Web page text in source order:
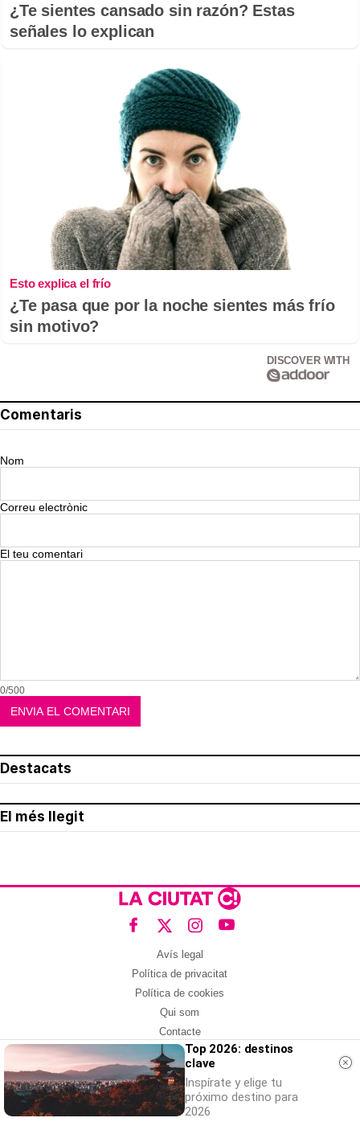
¿Te sientes cansado sin razón? Estas
señales lo explican
Esto explica el frío
¿Te pasa que por la noche sientes más frío
sin motivo?
DISCOVER WITH
Comentaris
Nom
Correu electrònic
El teu comentari
0/500
Destacats
El més llegit
Avís legal
Política de privacitat
Política de cookies
Qui som
Contacte
Xarxes socials
Amb col·laboració de:
Top 2026: destinos
clave
Inspírate y elige tu
próximo destino para
2026